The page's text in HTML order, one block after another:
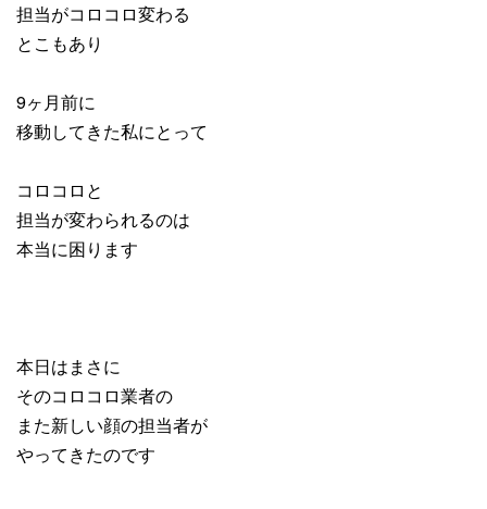
担当がコロコロ変わる
とこもあり
9ヶ月前に
移動してきた私にとって
コロコロと
担当が変わられるのは
本当に困ります
本日はまさに
そのコロコロ業者の
また新しい顔の担当者が
やってきたのです